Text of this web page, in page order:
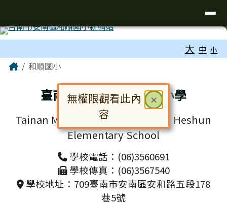
大 中 小
主內容區域
Home和順國小
臺南市安南區和順國民小學
Tainan Municipal Annan District Heshun
Elementary School
學校電話：(06)3560691
學校傳真：(06)3567540
學校地址：709臺南市安南區安和路五段178
巷5號
頁尾區域
× 關閉
無權限觀看此內
容
對話框已開啟。請使用 Tab 鍵在